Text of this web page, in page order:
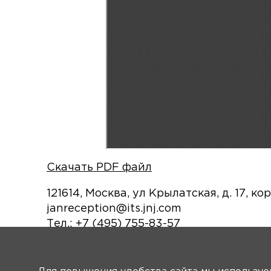
Скачать PDF файл
121614, Москва, ул Крылатская, д. 17,
janreception@its.jnj.com
Тел.: +7 (495) 755-83-57